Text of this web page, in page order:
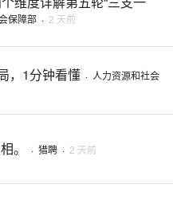
保障部 · 2 天前
，1分钟看懂 · 人力资源和社会
。 · 猎聘 · 2 天前